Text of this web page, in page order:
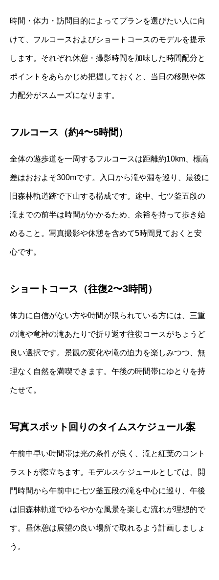
時間・体力・訪問目的によってプランを選びたい人に向
けて、フルコースおよびショートコースのモデルを提示
します。それぞれ休憩・撮影時間を加味した時間配分と
ポイントをあらかじめ把握しておくと、当日の移動や体
力配分がスムーズになります。
フルコース（約4〜5時間）
全体の遊歩道を一周するフルコースは距離約10km、標高
差はおおよそ300mです。入口から滝や淵を巡り、最後に
旧森林軌道跡で下山する構成です。途中、七ツ釜五段の
滝までの前半は時間がかかるため、余裕を持って歩き始
めること。写真撮影や休憩を含めて5時間見ておくと安
心です。
ショートコース（往復2〜3時間）
体力に自信がない方や時間が限られている方には、三重
の滝や竜神の滝あたりで折り返す往復コースがちょうど
良い選択です。景観の変化や滝の迫力を楽しみつつ、無
理なく自然を満喫できます。午後の時間帯にゆとりを持
たせて。
写真スポット回りのタイムスケジュール案
午前中早い時間帯は光の条件が良く、滝と紅葉のコント
ラストが際立ちます。モデルスケジュールとしては、開
門時間から午前中に七ツ釜五段の滝を中心に巡り、午後
は旧森林軌道でゆるやかな風景を楽しむ流れが理想的で
す。昼休憩は展望の良い場所で取れるよう計画しましょ
う。